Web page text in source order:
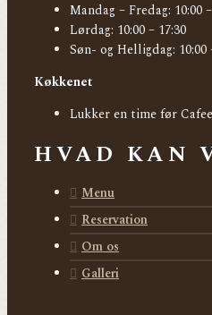
Mandag – Fredag: 10:00
Lørdag: 10:00 – 17:30
Søn- og Helligdag: 10:00
Køkkenet
Lukker en time før
HVAD KAN
Menu
Reservation
Om os
Galleri